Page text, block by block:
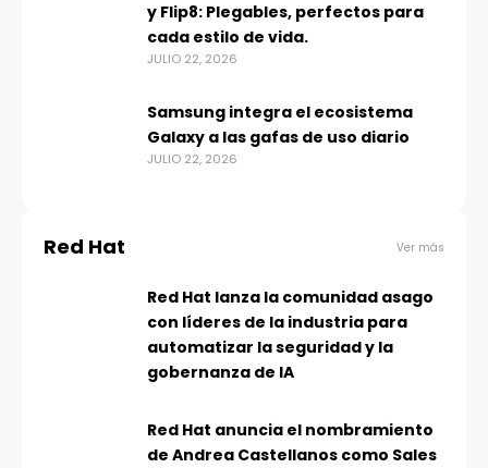
y Flip8: Plegables, perfectos para
cada estilo de vida.
JULIO 22, 2026
Samsung integra el ecosistema
Galaxy a las gafas de uso diario
JULIO 22, 2026
Red Hat Ver más
Red Hat lanza la comunidad asago
con líderes de la industria para
automatizar la seguridad y la
gobernanza de IA
Red Hat anuncia el nombramiento
de Andrea Castellanos como Sales